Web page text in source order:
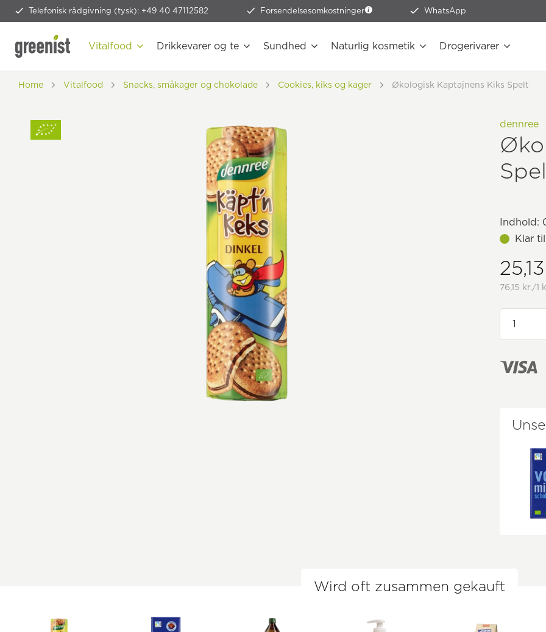
Telefonisk rådgivning (tysk): +49 40 47112582 Forsendelsesomkostninger WhatsApp
Vitalfood Drikkevarer og te Sundhed Naturlig kosmetik Drogerivarer
Home Vitalfood Snacks, småkager og chokolade Cookies, kiks og kager Økologisk Kaptajnens Kiks Spelt
dennree
Indhold:
Klar
76,15 kr./1
Wird oft zusammen gekauft